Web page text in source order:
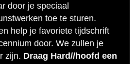
door je speciaal
toe te sturen.
help je favoriete tijdschrift
door. We zullen je
zijn. Draag Hard//hoofd een